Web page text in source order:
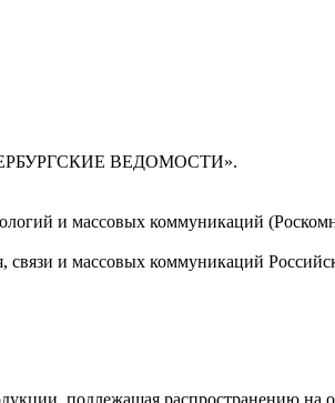
ВЕДОМОСТИ».
и массовых коммуникаций
и массовых коммуникаций